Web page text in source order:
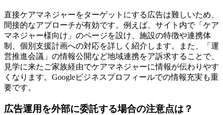
直接ケアマネジャーをターゲットにする広告は難しいため、
間接的なアプローチが有効です。例えば、サイト内で「ケア
マネジャー様向け」のページを設け、施設の特徴や連携体
制、個別支援計画への対応を詳しく紹介します。また、「運
営推進会議」の情報公開など地域連携をア訴求することで、
見学に来たご家族経由でケアマネジャーに情報が伝わりやす
くなります。Googleビジネスプロフィールでの情報充実も重
要です。
広告運用を外部に委託する場合の注意点は？